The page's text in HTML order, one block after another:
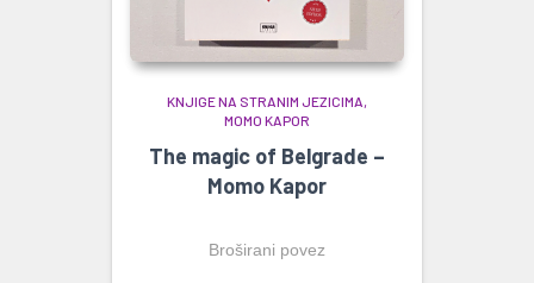
KNJIGE NA STRANIM JEZICIMA
MOMO KAPOR
The magic of Belgrade –
Momo Kapor
Broširani povez